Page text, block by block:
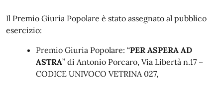
Il Premio Giuria Popolare è stato assegnato al pubblico
esercizio:
Premio Giuria Popolare: “PER ASPERA AD
ASTRA” di Antonio Porcaro, Via Libertà n.17 –
CODICE UNIVOCO VETRINA 027,